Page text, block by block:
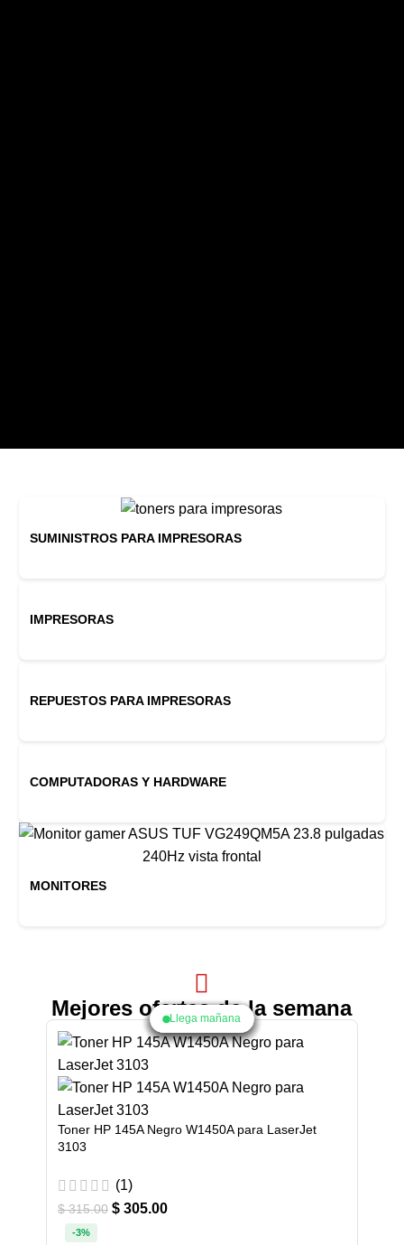
SUMINISTROS PARA IMPRESORAS
IMPRESORAS
REPUESTOS PARA IMPRESORAS
COMPUTADORAS Y HARDWARE
MONITORES
Mejores ofertas de la semana
Toner HP 145A Negro W1450A para LaserJet
3103
(1)
$315.00 $ 305.00
-3%
Llega mañana
Llega mañana
Llega mañana
Llega mañana
Llega mañana
Llega mañana
Llega mañana
Llega mañana
Llega mañana